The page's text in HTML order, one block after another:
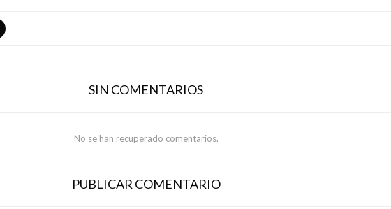
SIN COMENTARIOS
No se han recuperado comentarios.
PUBLICAR COMENTARIO